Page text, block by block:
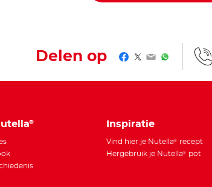
Delen op Facebook
Twitter
EmailWhatsApp
® Inspiratie
Vind hier je Nutella®
recept
Hergebruik je Nutella® pot